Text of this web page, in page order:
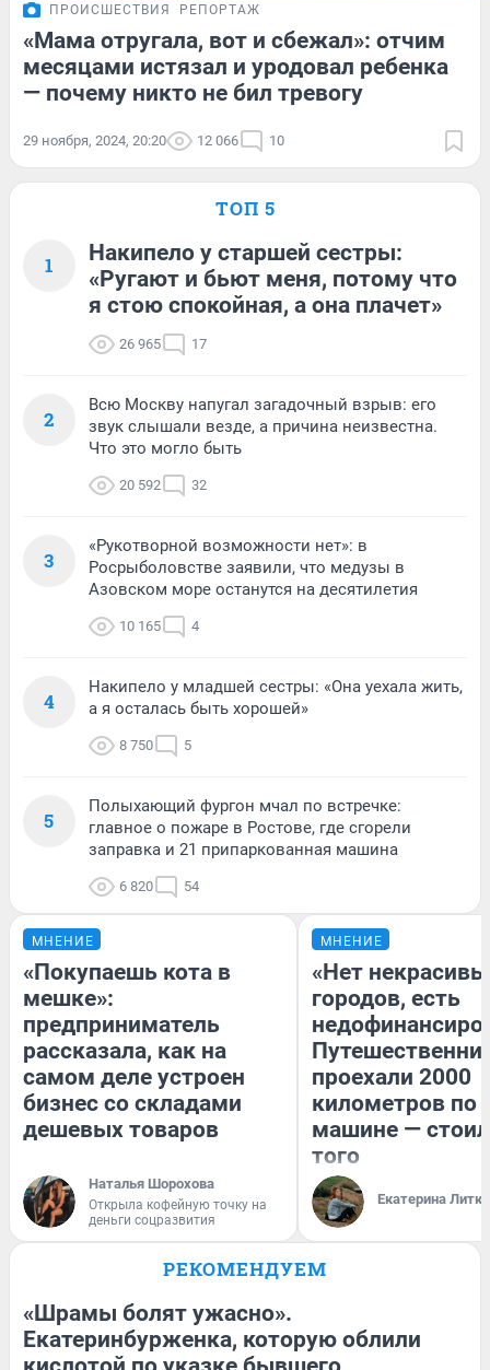
ПРОИСШЕСТВИЯ РЕПОРТАЖ
«Мама отругала, вот и сбежал»: отчим
месяцами истязал и уродовал ребенка
— почему никто не бил тревогу
29 ноября, 2024, 20:20 12 066 10
ТОП 5
1
Накипело у старшей сестры:
«Ругают и бьют меня, потому что
я стою спокойная, а она плачет»
26 965 17
2
Всю Москву напугал загадочный взрыв: его
звук слышали везде, а причина неизвестна.
Что это могло быть
20 592 32
3
«Рукотворной возможности нет»: в
Росрыболовстве заявили, что медузы в
Азовском море останутся на десятилетия
10 165 4
4
Накипело у младшей сестры: «Она уехала жить,
а я осталась быть хорошей»
8 750 5
5
Полыхающий фургон мчал по встречке:
главное о пожаре в Ростове, где сгорели
заправка и 21 припаркованная машина
6 820 54
МНЕНИЕ
«Покупаешь кота в
мешке»:
предприниматель
рассказала, как на
самом деле устроен
бизнес со складами
дешевых товаров
Наталья Шорохова
Открыла кофейную точку на
деньги соцразвития
МНЕНИЕ
«Нет
городов, есть
проехали 2000
километров по
машине —
того
Екатерина
РЕКОМЕНДУЕМ
«Шрамы болят ужасно».
Екатеринбурженка, которую облили